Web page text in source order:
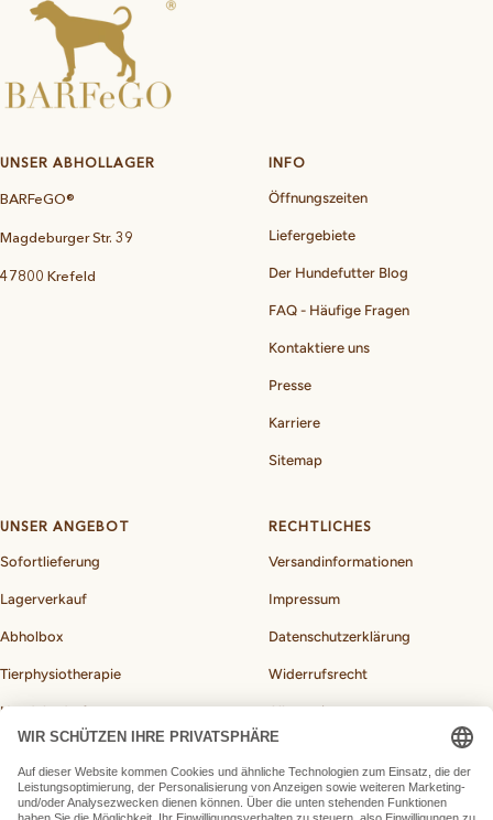
UNSER ABHOLLAGER
BARFeGO®
Magdeburger Str. 39
47800 Krefeld
INFO
Öffnungszeiten
Liefergebiete
Der Hundefutter Blog
FAQ - Häufige Fragen
Kontaktiere uns
Presse
Karriere
Sitemap
UNSER ANGEBOT
Sofortlieferung
Lagerverkauf
Abholbox
Tierphysiotherapie
Hundebedarf
RECHTLICHES
Versandinformationen
Impressum
Datenschutzerklärung
Widerrufsrecht
Allgemeine
Geschäftsbedingungen
Vertrag widerrufen